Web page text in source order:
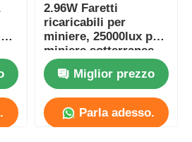
da miniera senza fili
per coperture minerarie
fili sotterranea
2.96W Faretti
ricaricabili per
miniere, 25000lux per
miniere sotterranee
Miglior prezzo
Parla adesso.